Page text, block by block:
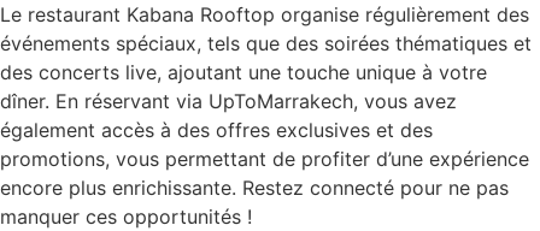
Le restaurant Kabana Rooftop organise régulièrement des
événements spéciaux, tels que des soirées thématiques et
des concerts live, ajoutant une touche unique à votre
dîner. En réservant via UpToMarrakech, vous avez
également accès à des offres exclusives et des
promotions, vous permettant de profiter d’une expérience
encore plus enrichissante. Restez connecté pour ne pas
manquer ces opportunités !